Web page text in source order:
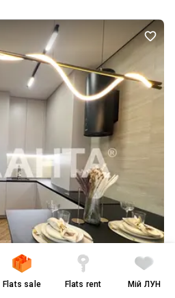
Flats sale Flats rent Мій ЛУН